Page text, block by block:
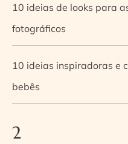
10 ideias de looks para
fotográficos
10 ideias inspiradoras e
bebês
2